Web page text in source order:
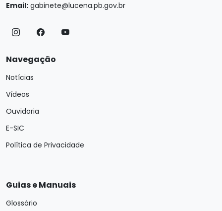
Email: gabinete@lucena.pb.gov.br
Navegação
Notícias
Vídeos
Ouvidoria
E-SIC
Política de Privacidade
Guias e Manuais
Glossário